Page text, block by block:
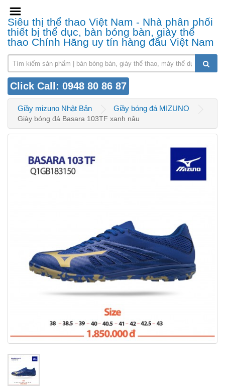
Siêu thị thể thao Việt Nam - Nhà phân phối
thiết bị thể dục, bàn bóng bàn, giày thể
thao Chính Hãng uy tín hàng đầu Việt Nam
Click Call: 0948 80 86 87
Giầy mizuno Nhật Bản Giầy bóng đá MIZUNO
Giày bóng đá Basara 103TF xanh nâu